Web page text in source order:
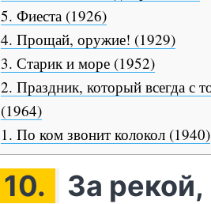
5. Фиеста (1926)
4. Прощай, оружие! (1929)
3. Старик и море (1952)
2. Праздник, который всегда с
(1964)
1. По ком звонит колокол (1940)
10. За